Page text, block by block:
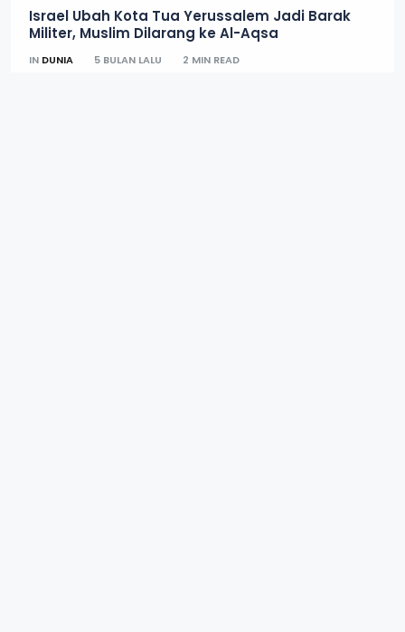
Israel Ubah Kota Tua Yerussalem Jadi Barak
Militer, Muslim Dilarang ke Al-Aqsa
IN DUNIA 5 BULAN LALU 2 MIN READ